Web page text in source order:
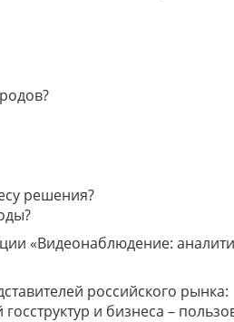
решения?
«Видеонаблюдение:
российского рынка:
и бизнеса –